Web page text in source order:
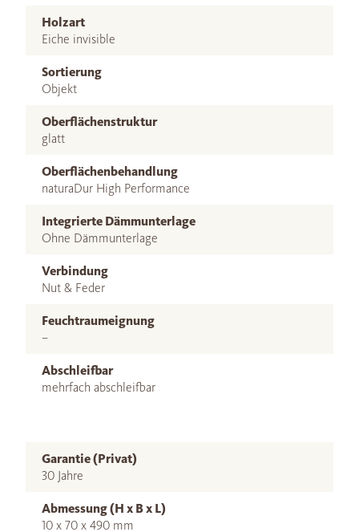
Holzart
Eiche invisible
Sortierung
Objekt
Oberflächenstruktur
glatt
Oberflächenbehandlung
naturaDur High Performance
Integrierte Dämmunterlage
Ohne Dämmunterlage
Verbindung
Nut & Feder
Feuchtraumeignung
–
Abschleifbar
mehrfach abschleifbar
Garantie (Privat)
30 Jahre
Abmessung (H x B x L)
10 x 70 x 490 mm